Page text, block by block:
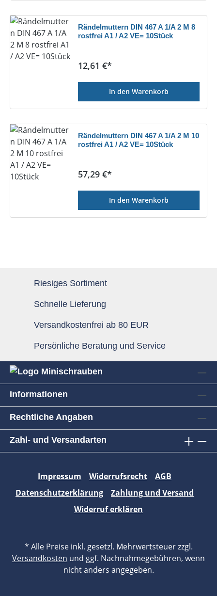
Rändelmuttern DIN 467 A 1/A 2 M 8
rostfrei A1 / A2 VE= 10Stück
Regulärer Preis:
12,61 €*
In den Warenkorb
Rändelmuttern DIN 467 A 1/A 2 M 10
rostfrei A1 / A2 VE= 10Stück
Regulärer Preis:
57,29 €*
In den Warenkorb
Riesiges Sortiment
Schnelle Lieferung
Versandkostenfrei ab 80 EUR
Persönliche Beratung und Service
Informationen
Rechtliche Angaben
Zahl- und Versandarten
Impressum Widerrufsrecht
AGB
Datenschutzerklärung
Zahlung und Versand
Widerruf erklären
* Alle Preise inkl. gesetzl. Mehrwertsteuer zzgl.
Versandkosten und ggf. Nachnahmegebühren, wenn
nicht anders angegeben.